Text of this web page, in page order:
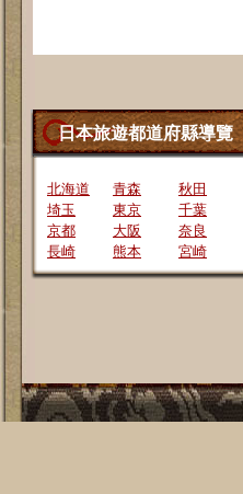
日本旅遊都道府縣導覽
北海道 青森 秋田
埼玉
東京 千葉
京都
大阪 奈良
長崎
熊本 宮崎